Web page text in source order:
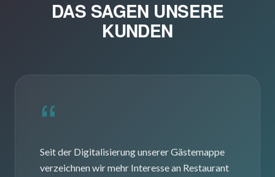
DAS SAGEN UNSERE
KUNDEN
“
Seit der Digitalisierung unserer Gästemappe
verzeichnen wir mehr Interesse an Restaurant